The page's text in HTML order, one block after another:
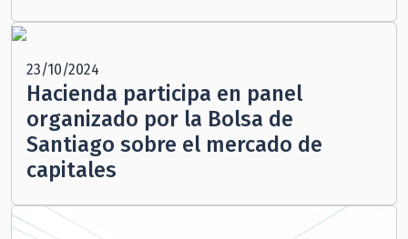
23/10/2024
Hacienda participa en panel
organizado por la Bolsa de
Santiago sobre el mercado de
capitales